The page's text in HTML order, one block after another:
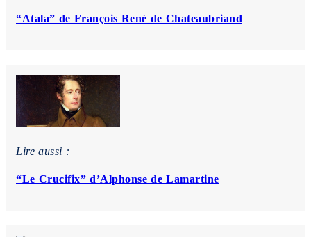
“Atala” de François René de Chateaubriand
Lire aussi :
“Le Crucifix” d’Alphonse de Lamartine